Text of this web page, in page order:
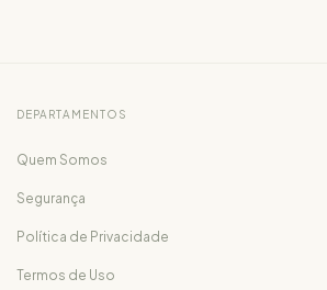
DEPARTAMENTOS
Quem Somos
Segurança
Política de Privacidade
Termos de Uso